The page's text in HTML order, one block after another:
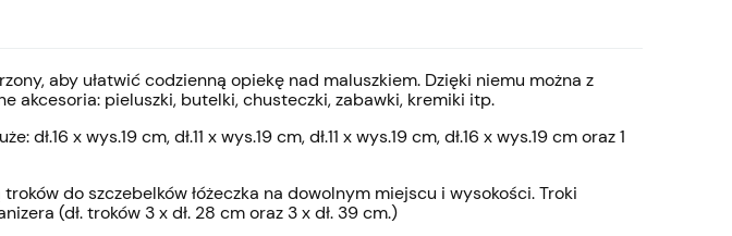
aby ułatwić codzienną opiekę nad maluszkiem. Dzięki niemu można z
akcesoria: pieluszki, butelki, chusteczki, zabawki, kremiki itp.
x wys.19 cm, dł.11 x wys.19 cm, dł.11 x wys.19 cm, dł.16 x wys.19 cm oraz 1
do szczebelków łóżeczka na dowolnym miejscu i wysokości. Troki
(dł. troków 3 x dł. 28 cm oraz 3 x dł. 39 cm.)